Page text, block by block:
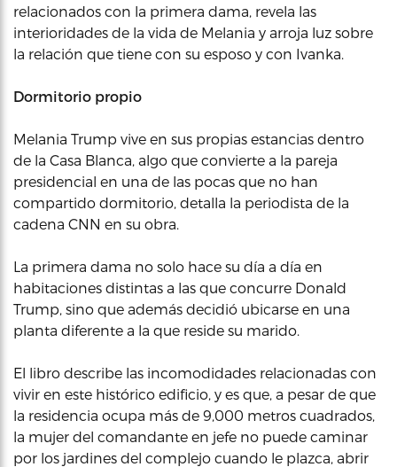
relacionados con la primera dama, revela las
interioridades de la vida de Melania y arroja luz sobre
la relación que tiene con su esposo y con Ivanka.
Dormitorio propio
Melania Trump vive en sus propias estancias dentro
de la Casa Blanca, algo que convierte a la pareja
presidencial en una de las pocas que no han
compartido dormitorio, detalla la periodista de la
cadena CNN en su obra.
La primera dama no solo hace su día a día en
habitaciones distintas a las que concurre Donald
Trump, sino que además decidió ubicarse en una
planta diferente a la que reside su marido.
El libro describe las incomodidades relacionadas con
vivir en este histórico edificio, y es que, a pesar de que
la residencia ocupa más de 9,000 metros cuadrados,
la mujer del comandante en jefe no puede caminar
por los jardines del complejo cuando le plazca, abrir